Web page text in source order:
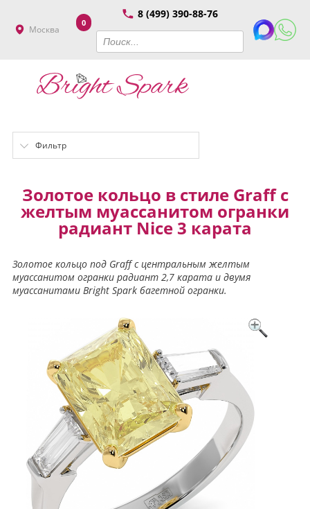
Москва
8 (499) 390-88-76
0
Фильтр
Золотое кольцо в стиле Graff с
желтым муассанитом огранки
радиант Nice 3 карата
Золотое кольцо под Graff с центральным желтым
муассанитом огранки радиант 2,7 карата и двумя
муассанитами Bright Spark багетной огранки.